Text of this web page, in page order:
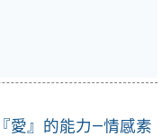
愛』的能力—情感素